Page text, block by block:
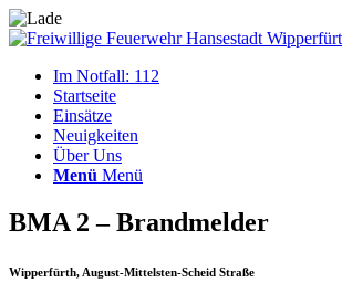
Im Notfall: 112
Startseite
Einsätze
Neuigkeiten
Über Uns
Menü Menü
BMA 2 – Brandmelder
Wipperfürth, August-Mittelsten-Scheid Straße